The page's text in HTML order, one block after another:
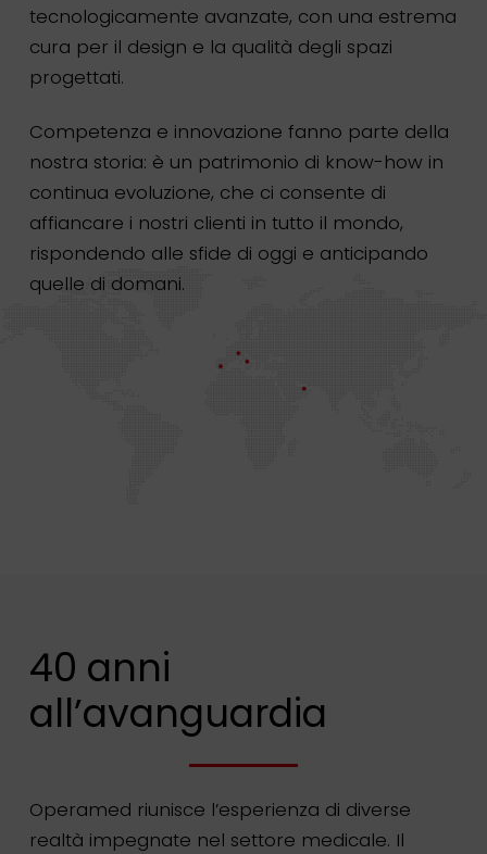
tecnologicamente avanzate, con una estrema
cura per il design e la qualità degli spazi
progettati.
Competenza e innovazione fanno parte della
nostra storia: è un patrimonio di know-how in
continua evoluzione, che ci consente di
affiancare i nostri clienti in tutto il mondo,
rispondendo alle sfide di oggi e anticipando
quelle di domani.
40 anni
all’avanguardia
Operamed riunisce l’esperienza di diverse
realtà impegnate nel settore medicale. Il